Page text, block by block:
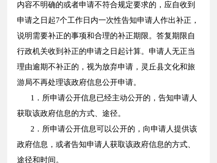
内容不明确的或者申请不符合规定要求的，应自收到
申请之日起7个工作日内一次性告知申请人作出补正，
说明需要补正的事项和合理的补正期限。答复期限自
行政机关收到补正的申请之日起计算。申请人无正当
理由逾期不补正的，视为放弃申请，灵丘县文化和旅
游局不再处理该政府信息公开申请。
1．所申请公开信息已经主动公开的，告知申请人
获取该政府信息的方式、途径。
2．所申请公开信息可以公开的，向申请人提供该
政府信息，或者告知申请人获取该政府信息的方式、
途径和时间。